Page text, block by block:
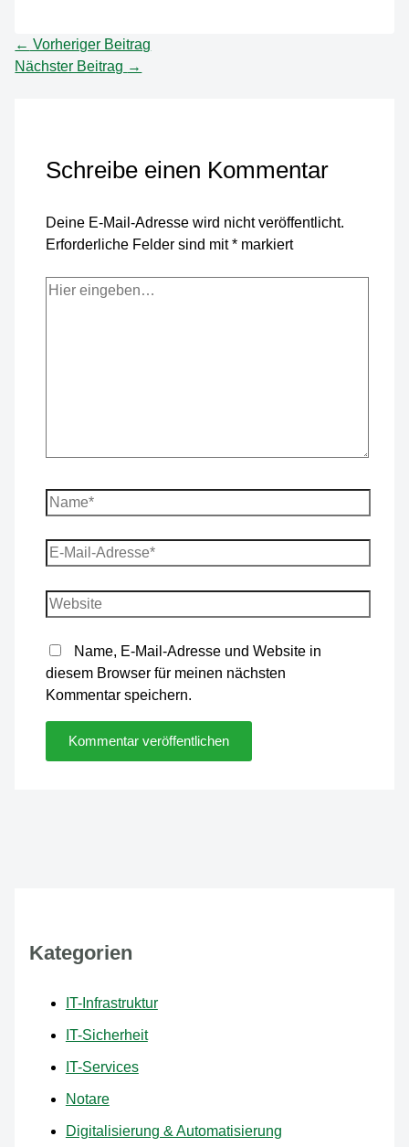
← Vorheriger Beitrag
Nächster Beitrag →
Schreibe einen Kommentar
Deine E-Mail-Adresse wird nicht veröffentlicht.
Erforderliche Felder sind mit*markiert
Hier
Name*
E-
Mail-
Adresse*
Website
Name, E-Mail-Adresse und Website in
diesem Browser für meinen nächsten
Kommentar speichern.
Kategorien
IT-Infrastruktur
IT-Sicherheit
IT-Services
Notare
Digitalisierung & Automatisierung